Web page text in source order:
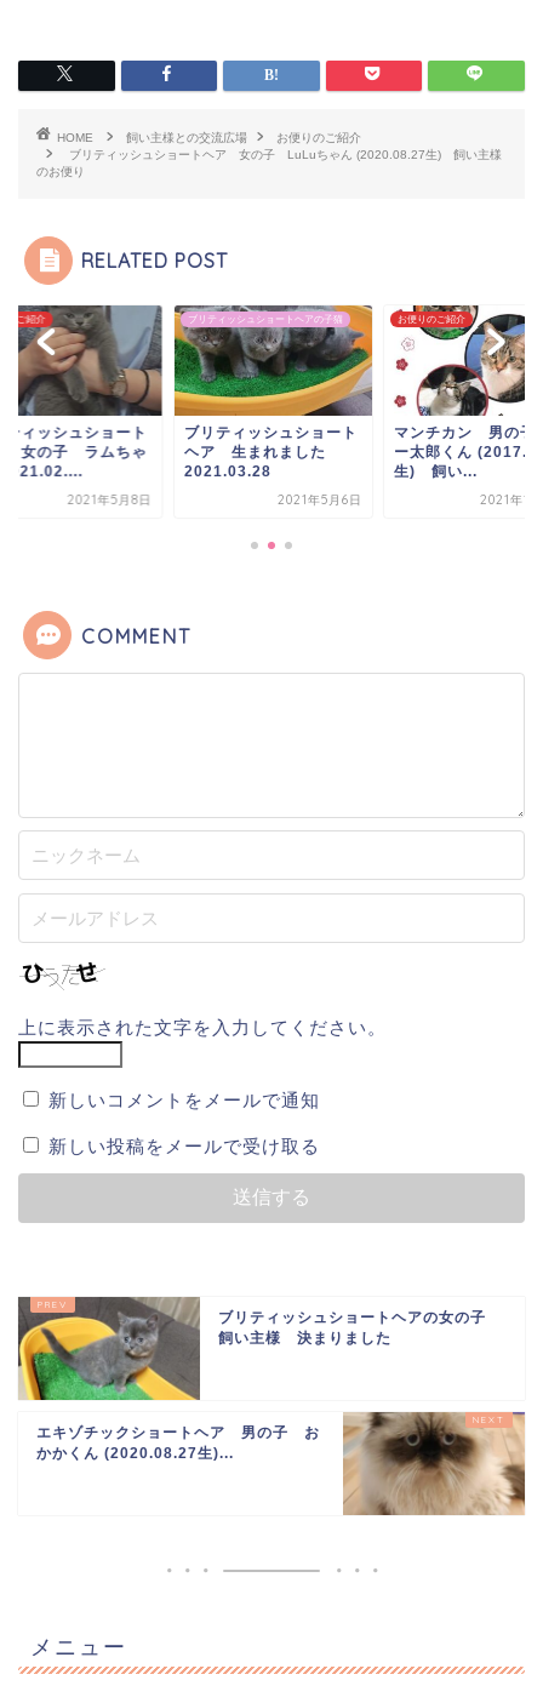
HOME 飼い主様との交流広場
お便りのご紹介
ブリティッシュショートヘア 女の子 LuLuちゃん (2020.08.27生) 飼い主様
のお便り
RELATED POST
のご紹介
ティッシュショート
女の子 ラムちゃ
2021年5月8日
ブリティッシュショートヘアの子猫
ブリティッシュショート
ヘア 生まれました
2021.03.28
2021年5月6日
お便りのご紹介
マンチカン 男の
ー太郎くん
生) 飼い...
2021年1
COMMENT
上に表示された文字を入力してください。
新しいコメントをメールで通知
新しい投稿をメールで受け取る
ブリティッシュショートヘアの女の子
飼い主様 決まりました
エキゾチックショートヘア 男の子 お
かかくん (2020.08.27生)...
メニュー